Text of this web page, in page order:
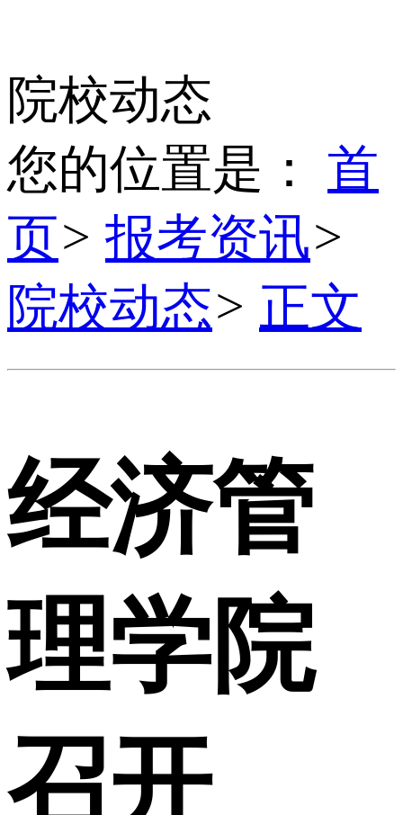
院校动态
您的位置是： 首
页> 报考资讯>
院校动态> 正文
经济管
理学院
召开